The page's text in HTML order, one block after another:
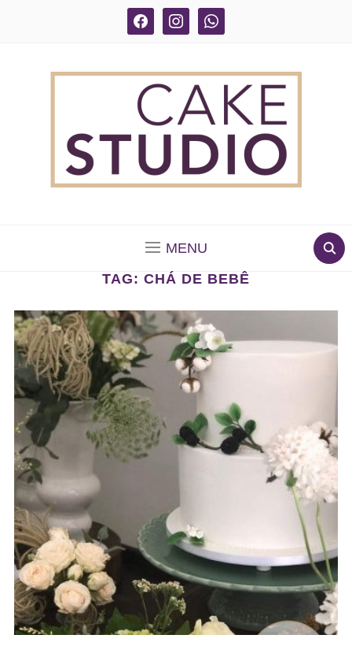
facebook instagram whatsapp
MENU
TAG: CHÁ DE BEBÊ